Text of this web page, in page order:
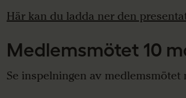
Här kan du ladda ner den
Medlemsmötet 10
Se inspelningen av medlemsmötet